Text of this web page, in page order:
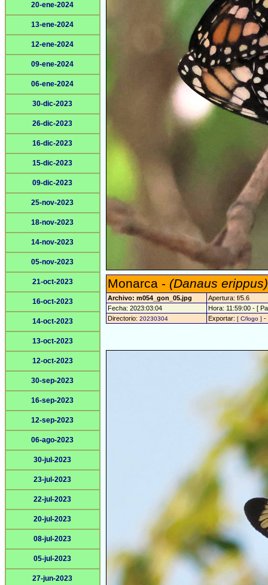
20-ene-2024
13-ene-2024
12-ene-2024
09-ene-2024
06-ene-2024
30-dic-2023
26-dic-2023
16-dic-2023
15-dic-2023
09-dic-2023
25-nov-2023
18-nov-2023
14-nov-2023
05-nov-2023
21-oct-2023
16-oct-2023
14-oct-2023
13-oct-2023
12-oct-2023
30-sep-2023
16-sep-2023
12-sep-2023
06-ago-2023
30-jul-2023
23-jul-2023
22-jul-2023
20-jul-2023
08-jul-2023
05-jul-2023
27-jun-2023
Monarca - (Danaus erippus)
Archivo: m054_gon_05.jpg
Apertura: f/5.6
Fecha: 2023:03:04
Hora: 11:59:00 - [
Directorio: 20230304 Exportar: [ C/logo ] -